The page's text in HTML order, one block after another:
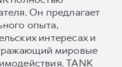
Он предлагает
опыта,
интересах и
мировые
TANK